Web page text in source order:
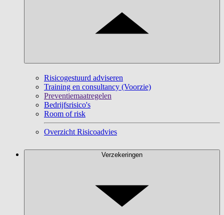
Risicogestuurd adviseren
Training en consultancy (Voorzie)
Preventiemaatregelen
Bedrijfsrisico's
Room of risk
Overzicht Risicoadvies
Verzekeringen